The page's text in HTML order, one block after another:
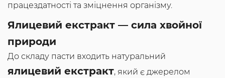
працездатності та зміцнення організму.
Ялицевий екстракт — сила хвойної
природи
До складу пасти входить натуральний
ялицевий екстракт, який є джерелом